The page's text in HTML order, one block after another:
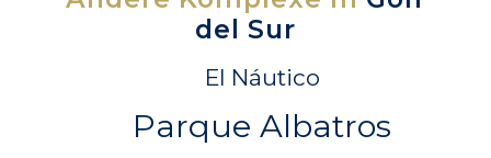
del Sur
El Náutico
Parque Albatros